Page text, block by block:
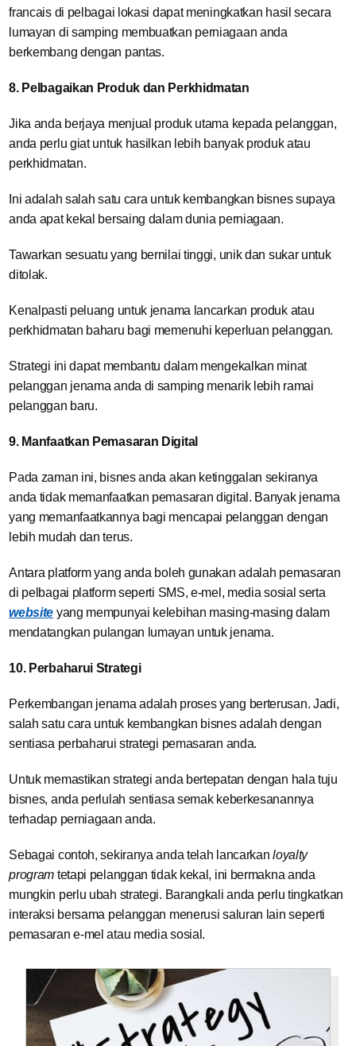
francais di pelbagai lokasi dapat meningkatkan hasil secara
lumayan di samping membuatkan perniagaan anda
berkembang dengan pantas.
8. Pelbagaikan Produk dan Perkhidmatan
Jika anda berjaya menjual produk utama kepada pelanggan,
anda perlu giat untuk hasilkan lebih banyak produk atau
perkhidmatan.
Ini adalah salah satu cara untuk kembangkan bisnes supaya
anda apat kekal bersaing dalam dunia perniagaan.
Tawarkan sesuatu yang bernilai tinggi, unik dan sukar untuk
ditolak.
Kenalpasti peluang untuk jenama lancarkan produk atau
perkhidmatan baharu bagi memenuhi keperluan pelanggan.
Strategi ini dapat membantu dalam mengekalkan minat
pelanggan jenama anda di samping menarik lebih ramai
pelanggan baru.
9. Manfaatkan Pemasaran Digital
Pada zaman ini, bisnes anda akan ketinggalan sekiranya
anda tidak memanfaatkan pemasaran digital. Banyak jenama
yang memanfaatkannya bagi mencapai pelanggan dengan
lebih mudah dan terus.
Antara platform yang anda boleh gunakan adalah pemasaran
di pelbagai platform seperti SMS, e-mel, media sosial serta
website yang mempunyai kelebihan masing-masing dalam
mendatangkan pulangan lumayan untuk jenama.
10. Perbaharui Strategi
Perkembangan jenama adalah proses yang berterusan. Jadi,
salah satu cara untuk kembangkan bisnes adalah dengan
sentiasa perbaharui strategi pemasaran anda.
Untuk memastikan strategi anda bertepatan dengan hala tuju
bisnes, anda perlulah sentiasa semak keberkesanannya
terhadap perniagaan anda.
Sebagai contoh, sekiranya anda telah lancarkanloyalty
program tetapi pelanggan tidak kekal, ini bermakna anda
mungkin perlu ubah strategi. Barangkali anda perlu tingkatkan
interaksi bersama pelanggan menerusi saluran lain seperti
pemasaran e-mel atau media sosial.